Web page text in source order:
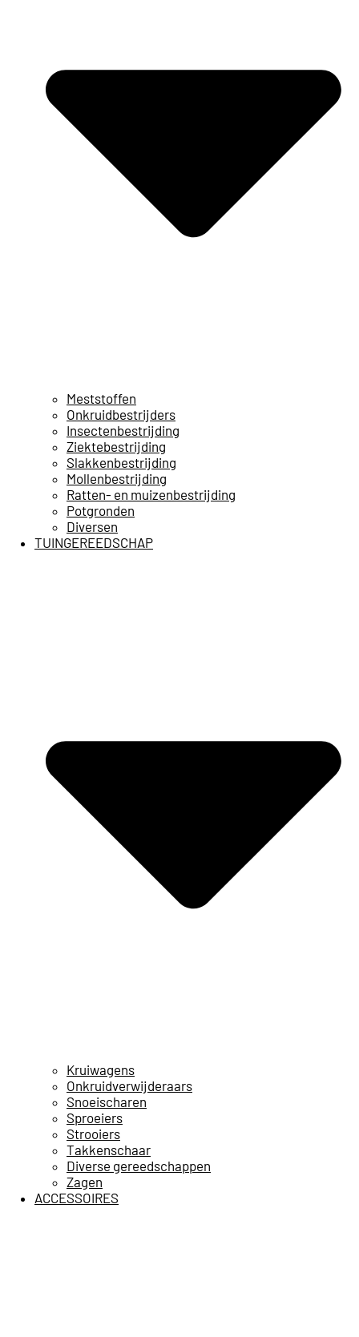
Meststoffen
Onkruidbestrijders
Insectenbestrijding
Ziektebestrijding
Slakkenbestrijding
Mollenbestrijding
Ratten- en muizenbestrijding
Potgronden
Diversen
TUINGEREEDSCHAP
Kruiwagens
Onkruidverwijderaars
Snoeischaren
Sproeiers
Strooiers
Takkenschaar
Diverse gereedschappen
Zagen
ACCESSOIRES